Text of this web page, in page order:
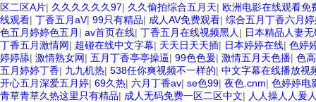
区二区A片| 久久久久久久97| 久久偷拍综合五月天| 欧洲电影在线观看免
线观看| 丁香五月aV| 99只有精品| 成人AV免费观看| 综合五月丁香六月
色五月婷婷色五月 | av首页在线| 丁香五月在线视频黑人 | 日本精品人妻
丁香五月激情网| 超碰在线中文字幕| 天天日天天插| 日本婷婷在线| 色婷
婷婷舔| 激情熟女网| 五月丁香亭亭操逼| 99色色爰| 激情五月天色播| 色
五月婷婷丁香| 九九机热| 538任你爽视频不一样的| 中文字幕在线播放视
开心五月深爱五月婷| 69久热| 六月丁香av| se色99| 夜色.cnm| 色婷婷电
青草青草久热这里只有精品| 成人无码免费一区二区中文| 人人操人人爰